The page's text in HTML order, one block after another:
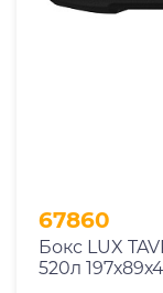
67860
Бокс LUX
520л